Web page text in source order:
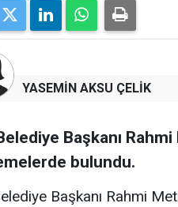
YASEMİN AKSU ÇELİK
Başkanı
bulundu.
Başkanı Rahmi